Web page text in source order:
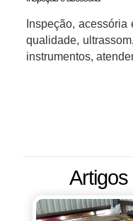
Inspeção,
qualidade,
instrumentos,